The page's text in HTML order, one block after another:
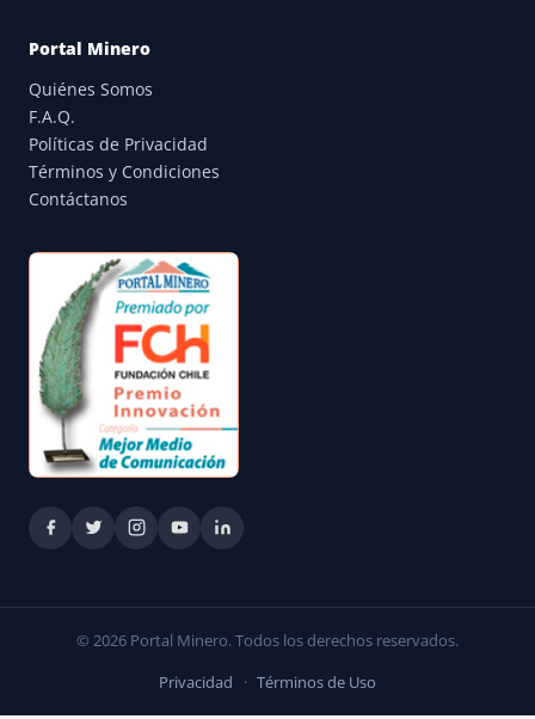
Portal Minero
Quiénes Somos
F.A.Q.
Políticas de Privacidad
Términos y Condiciones
Contáctanos
© 2026 Portal Minero. Todos los derechos reservados.
Privacidad · Términos de Uso